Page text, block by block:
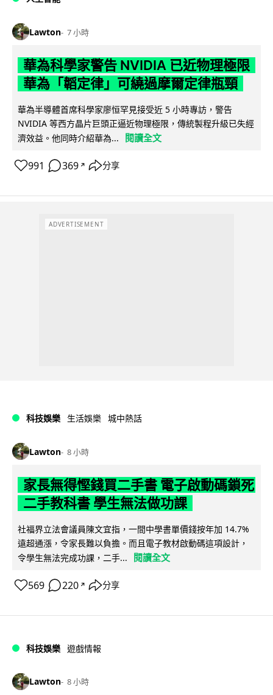
Lawton 7 小時
華為科學家警告 NVIDIA 已近物理極限
華為「韜定律」可繞過摩爾定律瓶頸
華為半導體首席科學家廖恒罕見接受近 5 小時專訪，警告
NVIDIA 等西方晶片巨頭正逼近物理極限，傳統製程升級已失經
濟效益。他同時介紹華為...
閱讀全文
991 369 ↗ 分享
ADVERTISEMENT
科技娛樂 生活娛樂 城中熱話
Lawton 8 小時
家長無得慳錢買二手書 電子啟動碼鎖死
二手教科書 學生無法做功課
社福界立法會議員陳文宜指，一間中學書單價錢按年加 14.7%
遠超通漲，令家長難以負擔。而且電子教材啟動碼這項設計，
令學生無法完成功課，二手...
閱讀全文
569 220 ↗ 分享
科技娛樂 遊戲情報
Lawton 8 小時